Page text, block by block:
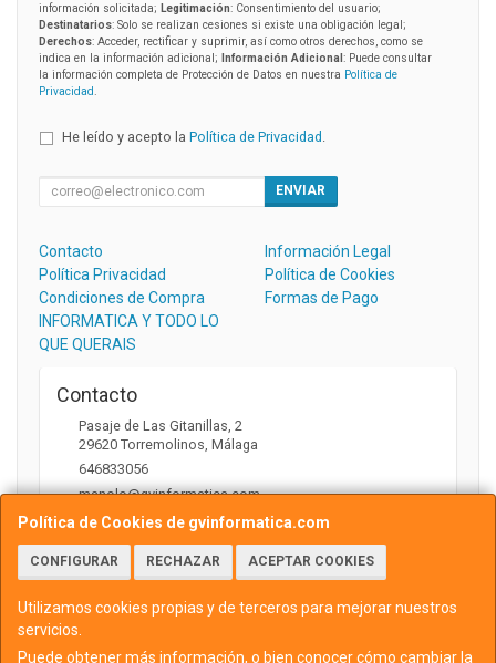
Política de Cookies de gvinformatica.com
CONFIGURAR RECHAZAR ACEPTAR COOKIES
Utilizamos cookies propias y de terceros para mejorar nuestros
servicios.
Puede obtener más información, o bien conocer cómo cambiar la
información solicitada; Legitimación: Consentimiento del usuario;
Destinatarios: Solo se realizan cesiones si existe una obligación legal;
Derechos: Acceder, rectificar y suprimir, así como otros derechos, como se
indica en la información adicional;
Información Adicional : Puede consultar
la información completa de Protección de Datos en nuestra Política de
Privacidad
He leído y acepto la Política de Privacidad
ENVIAR
Contacto
Información Legal
Política Privacidad
Política de Cookies
Condiciones de Compra
Formas de Pago
INFORMATICA Y TODO LO
QUE QUERAIS
Contacto
Pasaje de Las Gitanillas, 2
29620 Torremolinos Málaga
646833056
manolo@gvinformatica.com
Horario
10:00 a 13:30 y 16:00 a 18:00